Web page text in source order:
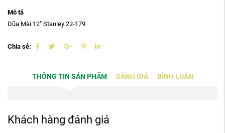
Mô tả
Dũa Mài 12" Stanley 22-179
Chia sẻ:
THÔNG TIN SẢN PHẨM ĐÁNH GIÁ BÌNH LUẬN
Khách hàng đánh giá